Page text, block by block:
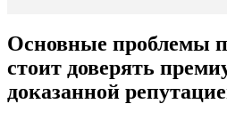
Основные проблемы
стоит доверять
доказанной